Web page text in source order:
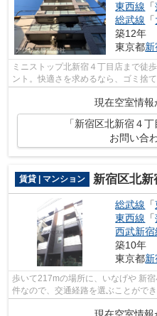
東西線 「
総武線 「
築12年
東京都
ミニストップ北新宿４丁目店まで徒
ント。快適さを求めるなら、ゴミ捨
現在空室情報
「新宿区北新宿４
お問い合
賃貸 | マンション 新宿区北
総武線 「
東西線 「
西武新宿
築10年
東京都
歩いて217mの場所に、いなげや 新
件なので、交通経路を選ぶことがで
外観タイル張りは、ランニングコス
現在空室情報